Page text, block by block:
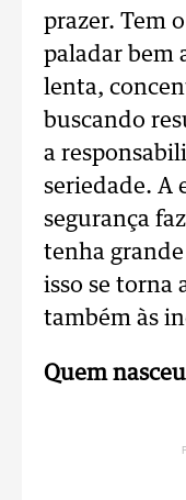
prazer. Tem
paladar bem
lenta,
buscando
a
seriedade. A
segurança
tenha
isso se torna
também às
Quem